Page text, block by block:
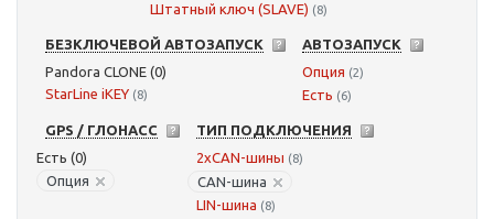
Штатный ключ (SLAVE) (8)
БЕЗКЛЮЧЕВОЙ АВТОЗАПУСК
Pandora CLONE (0)
StarLine iKEY (8)
АВТОЗАПУСК
Опция (2)
Есть (6)
GPS / ГЛОНАСС
Есть (0)
Опция
ТИП ПОДКЛЮЧЕНИЯ
2xCAN-шины (8)
CAN-шина
LIN-шина (8)